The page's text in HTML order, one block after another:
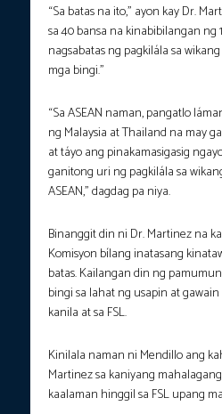
“Sa batas na ito,” ayon kay Dr.
sa 40 bansa na kinabibilangan ng
nagsabatas ng pagkilála sa
mga bingi.”
“Sa ASEAN naman, pangatlo
ng Malaysia at Thailand na may
at táyo ang pinakamasigasig
ganitong uri ng pagkilála sa
ASEAN,” dagdag pa niya.
Binanggit din ni Dr. Martinez na
Komisyon bílang inatasang
batas. Kailangan din ng
bingi sa lahat ng usapin at
kanila at sa FSL.
Kinilala naman ni Mendillo ang
Martinez sa kaniyang
kaalaman hinggil sa FSL upang